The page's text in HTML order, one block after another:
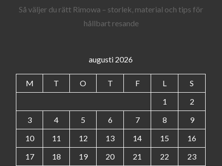
Så väljer du rätt Rimowa – storlek, material och tips för
hållbart resande
augusti 2026
M T O T F L
S
1
2
3
4 5 6 7 8
9
10
11 12 13 14 15
16
17
18 19 20 21 22
23